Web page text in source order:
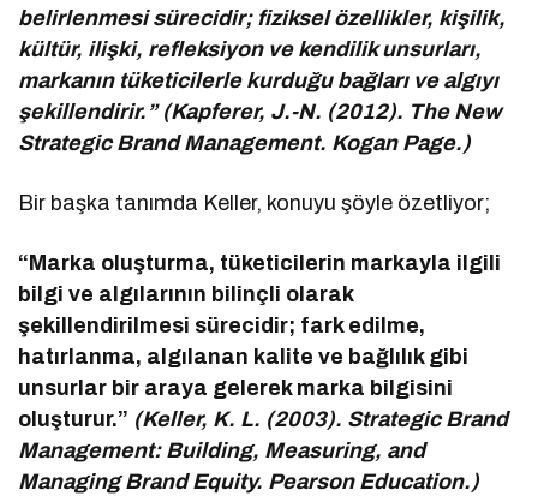
belirlenmesi sürecidir; fiziksel özellikler, kişilik,
kültür, ilişki, refleksiyon ve kendilik unsurları,
markanın tüketicilerle kurduğu bağları ve algıyı
şekillendirir.” (Kapferer, J.-N. (2012). The New
Strategic Brand Management. Kogan Page.)
Bir başka tanımda Keller, konuyu şöyle özetliyor;
“Marka oluşturma, tüketicilerin markayla ilgili
bilgi ve algılarının bilinçli olarak
şekillendirilmesi sürecidir; fark edilme,
hatırlanma, algılanan kalite ve bağlılık gibi
unsurlar bir araya gelerek marka bilgisini
oluşturur.” (Keller, K. L. (2003). Strategic Brand
Management: Building, Measuring, and
Managing Brand Equity. Pearson Education.)